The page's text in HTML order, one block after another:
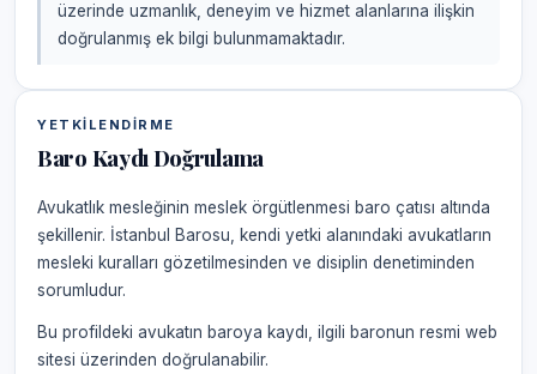
üzerinde uzmanlık, deneyim ve hizmet alanlarına ilişkin
doğrulanmış ek bilgi bulunmamaktadır.
YETKILENDIRME
Baro Kaydı Doğrulama
Avukatlık mesleğinin meslek örgütlenmesi baro çatısı altında
şekillenir. İstanbul Barosu, kendi yetki alanındaki avukatların
mesleki kuralları gözetilmesinden ve disiplin denetiminden
sorumludur.
Bu profildeki avukatın baroya kaydı, ilgili baronun resmi web
sitesi üzerinden doğrulanabilir.